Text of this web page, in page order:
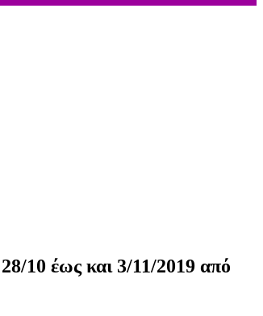
10 έως και 3/11/2019 από